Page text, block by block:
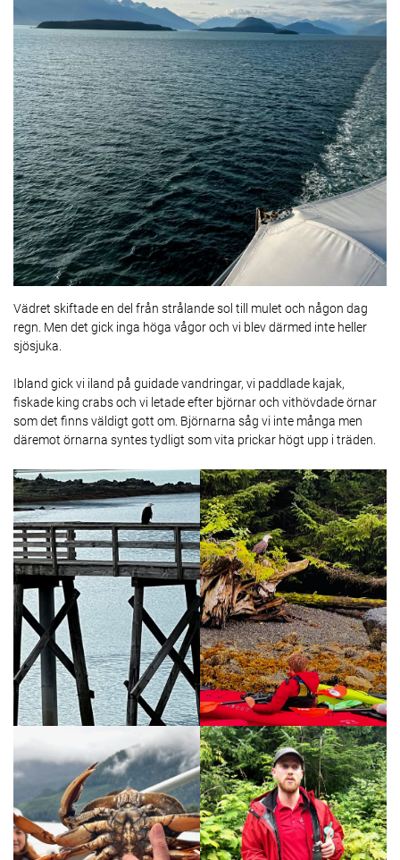
Vädret skiftade en del från strålande sol till mulet och någon dag
regn. Men det gick inga höga vågor och vi blev därmed inte heller
sjösjuka.
Ibland gick vi iland på guidade vandringar, vi paddlade kajak,
fiskade king crabs och vi letade efter björnar och vithövdade örnar
som det finns väldigt gott om. Björnarna såg vi inte många men
däremot örnarna syntes tydligt som vita prickar högt upp i träden.